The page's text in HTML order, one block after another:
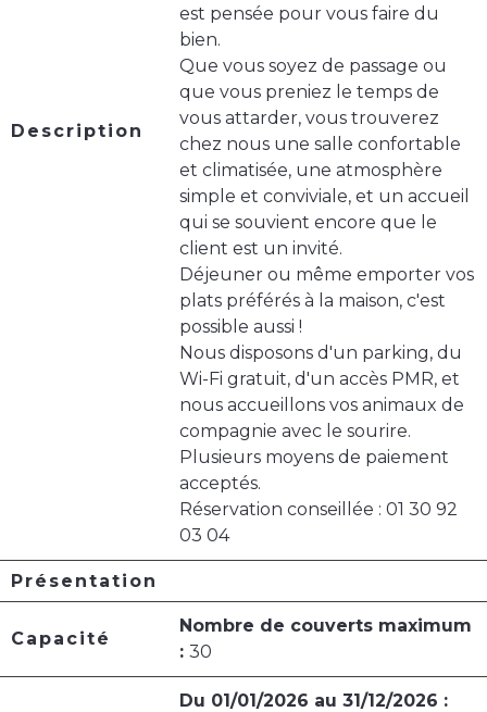
Description
est pensée pour vous faire du
bien.
Que vous soyez de passage ou
que vous preniez le temps de
vous attarder, vous trouverez
chez nous une salle confortable
et climatisée, une atmosphère
simple et conviviale, et un accueil
qui se souvient encore que le
client est un invité.
Déjeuner ou même emporter vos
plats préférés à la maison, c'est
possible aussi !
Nous disposons d'un parking, du
Wi-Fi gratuit, d'un accès PMR, et
nous accueillons vos animaux de
compagnie avec le sourire.
Plusieurs moyens de paiement
acceptés.
Réservation conseillée : 01 30 92
03 04
Présentation
Capacité
Nombre de couverts maximum
: 30
Du 01/01/2026 au 31/12/2026 :